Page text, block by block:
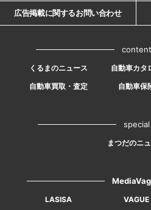
広告掲載に関するお問い合わせ
content
くるまのニュース 自動車カタ
自動車買取・査定
自動車保
special
まつだのニ
LASISA VAGUE